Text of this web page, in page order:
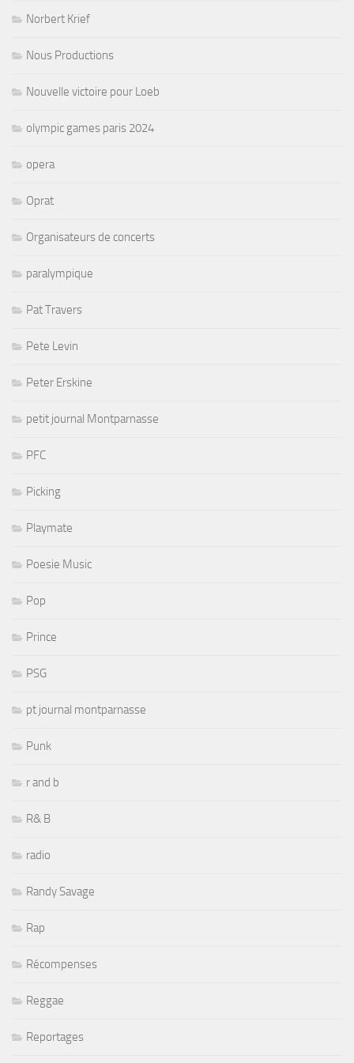
Norbert Krief
Nous Productions
Nouvelle victoire pour Loeb
olympic games paris 2024
opera
Oprat
Organisateurs de concerts
paralympique
Pat Travers
Pete Levin
Peter Erskine
petit journal Montparnasse
PFC
Picking
Playmate
Poesie Music
Pop
Prince
PSG
pt journal montparnasse
Punk
r and b
R& B
radio
Randy Savage
Rap
Récompenses
Reggae
Reportages